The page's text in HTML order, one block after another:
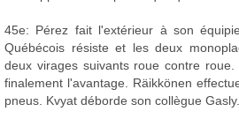
45e: Pérez fait l'extérieur à son
Québécois résiste et les deux
deux virages suivants roue contre
finalement l'avantage. Räikkönen
pneus. Kvyat déborde son collègue Gasly.